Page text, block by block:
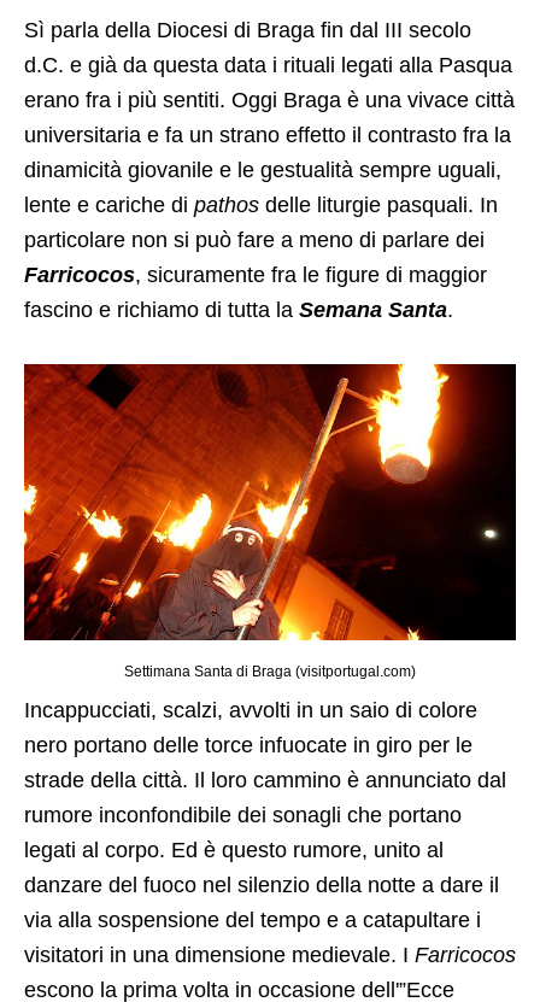
Sì parla della Diocesi di Braga fin dal III secolo
d.C. e già da questa data i rituali legati alla Pasqua
erano fra i più sentiti. Oggi Braga è una vivace città
universitaria e fa un strano effetto il contrasto fra la
dinamicità giovanile e le gestualità sempre uguali,
lente e cariche di pathos delle liturgie pasquali. In
particolare non si può fare a meno di parlare dei
Farricocos, sicuramente fra le figure di maggior
fascino e richiamo di tutta la Semana Santa.
Settimana Santa di Braga (visitportugal.com)
Incappucciati, scalzi, avvolti in un saio di colore
nero portano delle torce infuocate in giro per le
strade della città. Il loro cammino è annunciato dal
rumore inconfondibile dei sonagli che portano
legati al corpo. Ed è questo rumore, unito al
danzare del fuoco nel silenzio della notte a dare il
via alla sospensione del tempo e a catapultare i
visitatori in una dimensione medievale. I Farricocos
escono la prima volta in occasione dell'”Ecce